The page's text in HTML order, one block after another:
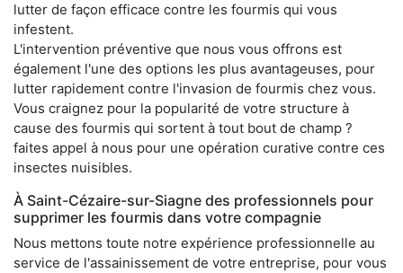
lutter de façon efficace contre les fourmis qui vous
infestent.
L'intervention préventive que nous vous offrons est
également l'une des options les plus avantageuses, pour
lutter rapidement contre l'invasion de fourmis chez vous.
Vous craignez pour la popularité de votre structure à
cause des fourmis qui sortent à tout bout de champ ?
faites appel à nous pour une opération curative contre ces
insectes nuisibles.
À Saint-Cézaire-sur-Siagne des professionnels pour
supprimer les fourmis dans votre compagnie
Nous mettons toute notre expérience professionnelle au
service de l'assainissement de votre entreprise, pour vous